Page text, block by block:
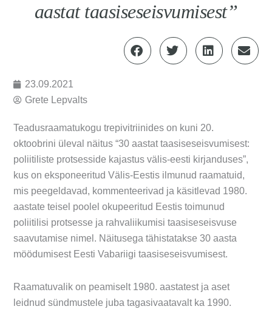
aastat taasiseseisvumisest”
23.09.2021
Grete Lepvalts
Teadusraamatukogu trepivitriinides on kuni 20.
oktoobrini üleval näitus “30 aastat taasiseseisvumisest:
poliitiliste protsesside kajastus välis-eesti kirjanduses”,
kus on eksponeeritud Välis-Eestis ilmunud raamatuid,
mis peegeldavad, kommenteerivad ja käsitlevad 1980.
aastate teisel poolel okupeeritud Eestis toimunud
poliitilisi protsesse ja rahvaliikumisi taasiseseisvuse
saavutamise nimel. Näitusega tähistatakse 30 aasta
möödumisest Eesti Vabariigi taasiseseisvumisest.
Raamatuvalik on peamiselt 1980. aastatest ja aset
leidnud sündmustele juba tagasivaatavalt ka 1990.